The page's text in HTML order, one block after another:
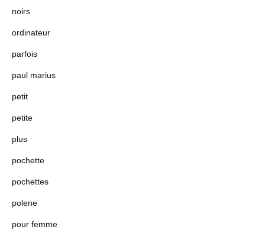
noirs
ordinateur
parfois
paul marius
petit
petite
plus
pochette
pochettes
polene
pour femme